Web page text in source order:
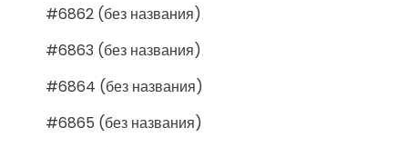
#6862 (без названия)
#6863 (без названия)
#6864 (без названия)
#6865 (без названия)